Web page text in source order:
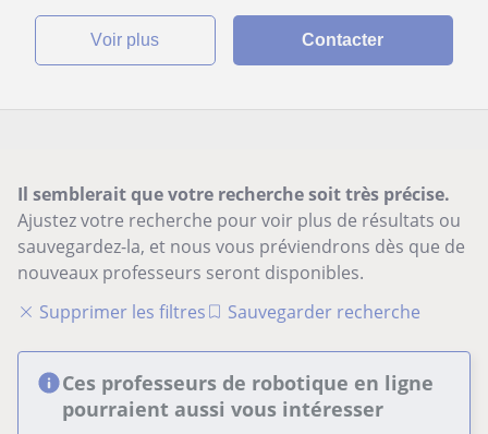
voir plus Contacter
Il semblerait que votre recherche soit très précise.
Ajustez votre recherche pour voir plus de résultats ou
sauvegardez-la, et nous vous préviendrons dès que de
nouveaux professeurs seront disponibles.
Supprimer les filtres
Sauvegarder recherche
Ces professeurs de robotique en ligne
pourraient aussi vous intéresser